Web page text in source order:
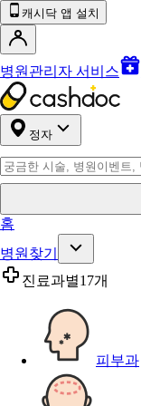
캐시닥 앱 설치
병원관리자 서비스
정자
홈
병원찾기
진료과별17개
피부과